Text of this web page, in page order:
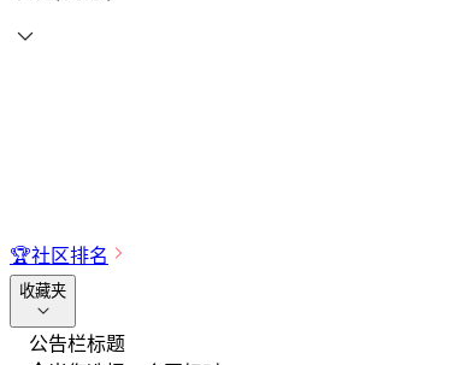
🏆社区排名
收藏夹
公告栏标题